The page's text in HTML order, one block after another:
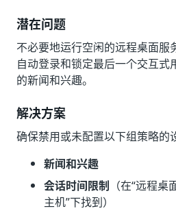
潜在问题
不必要地运行空闲的远程桌面服
自动登录和锁定最后一个交互
的新闻和兴趣。
解决方案
确保禁用或未配置以下组策略的
新闻和兴趣
会话时间限制 （在“远程桌
主机”下找到）